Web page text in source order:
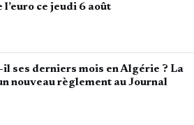
l’euro ce jeudi 6 août
il ses derniers mois en Algérie ? La
nouveau règlement au Journal